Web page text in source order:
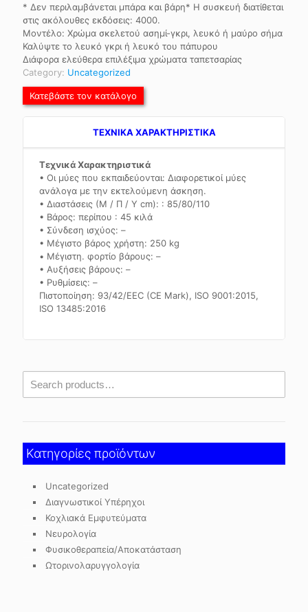
* Δεν περιλαμβάνεται μπάρα και βάρη* Η συσκευή διατίθεται
στις ακόλουθες εκδόσεις: 4000.
Μοντέλο: Χρώμα σκελετού ασημί-γκρι, λευκό ή μαύρο σήμα
Καλύψτε το λευκό γκρι ή λευκό του πάπυρου
Διάφορα ελεύθερα επιλέξιμα χρώματα ταπετσαρίας
Category: Uncategorized
Κατεβάστε τον κατάλογο
TEXNIKA ΧΑΡΑΚΤΗΡΙΣΤΙΚΑ
Τεχνικά Χαρακτηριστικά
• Οι μύες που εκπαιδεύονται: Διαφορετικοί μύες
ανάλογα με την εκτελούμενη άσκηση.
• Διαστάσεις (Μ / Π / Υ cm): : 85/80/110
• Βάρος: περίπου : 45 κιλά
• Σύνδεση ισχύος: –
• Μέγιστο βάρος χρήστη: 250 kg
• Μέγιστη. φορτίο βάρους: –
• Αυξήσεις βάρους: –
• Ρυθμίσεις: –
Πιστοποίηση: 93/42/EEC (CE Mark), ISO 9001:2015,
ISO 13485:2016
Κατηγορίες προϊόντων
Uncategorized
Διαγνωστικοί Υπέρηχοι
Κοχλιακά Εμφυτεύματα
Νευρολογία
Φυσικοθεραπεία/Αποκατάσταση
Ωτορινολαρυγγολογία